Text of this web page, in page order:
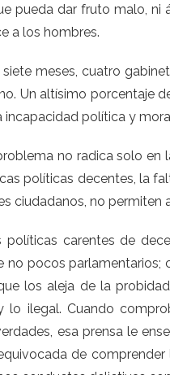
pueda dar fruto malo, ni
a los hombres.
siete meses, cuatro
Un altísimo porcentaje
incapacidad política y
no radica solo en
políticas decentes, la
ciudadanos, no permiten
políticas carentes de
no pocos parlamentarios;
los aleja de la
lo ilegal. Cuando
esa prensa le
de